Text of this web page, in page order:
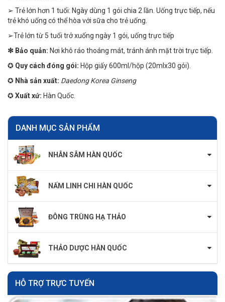
➢ Trẻ lớn hơn 1 tuổi: Ngày dùng 1 gói chia 2 lần. Uống trực tiếp, nếu
trẻ khó uống có thể hòa với sữa cho trẻ uống.
➢Trẻ lớn từ 5 tuổi trở xuống ngày 1 gói, uống trực tiếp
✻ Bảo quản: Nơi khô ráo thoáng mát, tránh ánh mặt trời trực tiếp.
✪ Quy cách đóng gói: Hộp giấy 600ml/hộp (20mlx30 gói).
✪ Nhà sản xuất: Daedong Korea Ginseng
✪ Xuất xứ: Hàn Quốc.
DANH MỤC SẢN PHẨM
NHÂN SÂM HÀN QUỐC
NẤM LINH CHI HÀN QUỐC
ĐÔNG TRÙNG HẠ THẢO
THẢO DƯỢC HÀN QUỐC
HỖ TRỢ TRỰC TUYẾN